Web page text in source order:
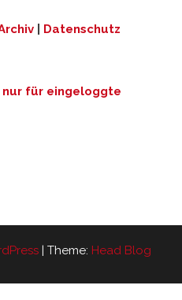
Datenschutz
nur für eingeloggte
Theme: Head Blog